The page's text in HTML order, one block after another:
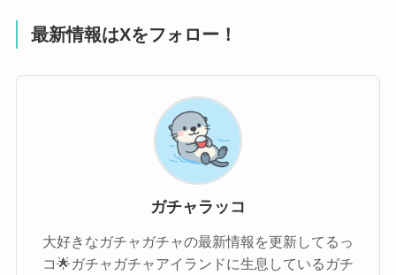
最新情報はXをフォロー！
ガチャラッコ
大好きなガチャガチャの最新情報を更新してるっ
コ🌟ガチャガチャアイランドに生息しているガチ